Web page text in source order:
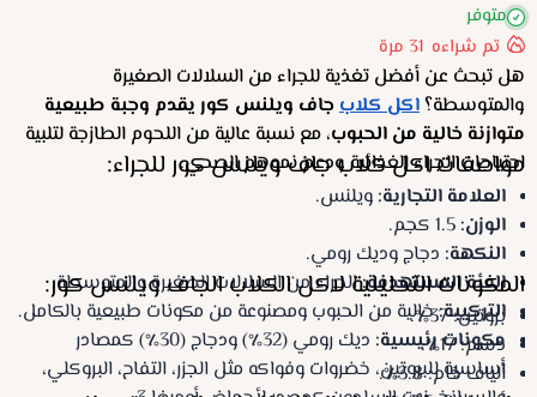
متوفر
تم شراءه 31 مرة
هل تبحث عن أفضل تغذية للجراء من السلالات الصغيرة
والمتوسطة؟اكل كلابجاف ويلنس كور يقدم وجبة طبيعية
متوازنة خالية من الحبوب، مع نسبة عالية من اللحوم الطازجة لتلبية
احتياجات الجراء الغذائية ودعم نموهم الصحي.
مواصفات اكل كلاب جاف ويلنس كور للجراء:
العلامة التجارية: ويلنس.
الوزن:
النكهة: دجاج وديك رومي.
الفئة المستهدفة:الجراء من السلالات الصغيرة والمتوسطة.
التركيبة:خالية من الحبوب ومصنوعة من مكونات طبيعية بالكامل.
مكونات رئيسية:
ديك رومي (32٪) ودجاج (30٪) كمصادر
أساسية للبروتين، خضروات وفواكه مثل الجزر، التفاح، البروكلي،
المكونات التحليلية لاكل الكلاب الجاف ويلنس كور:
بروتين: 37٪.
دسم: 17٪.
ألياف خام: 3.8٪.